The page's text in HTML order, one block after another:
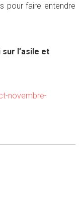
pour faire entendre
l’asile et
novembre-